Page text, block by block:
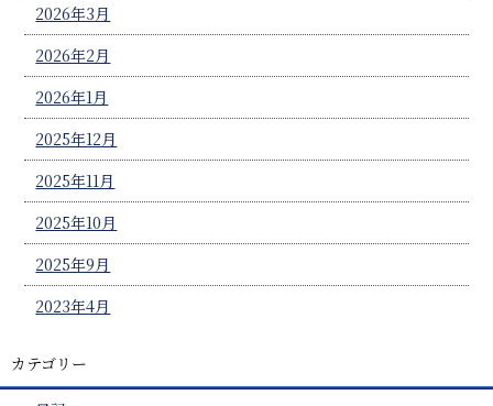
2026年3月
2026年2月
2026年1月
2025年12月
2025年11月
2025年10月
2025年9月
2023年4月
カテゴリー